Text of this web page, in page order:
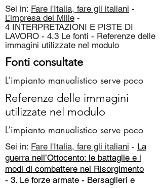
Sei in: Fare l'Italia, fare gli italiani -
L’impresa dei Mille -
4 INTERPRETAZIONI E PISTE DI
LAVORO - 4.3 Le fonti - Referenze delle
immagini utilizzate nel modulo
Fonti consultate
L’impianto manualistico serve poco
Referenze delle immagini
utilizzate nel modulo
L’impianto manualistico serve poco
Sei in: Fare l'Italia, fare gli italiani - La
guerra nell’Ottocento: le battaglie e i
modi di combattere nel Risorgimento
- 3. Le forze armate - Bersaglieri e